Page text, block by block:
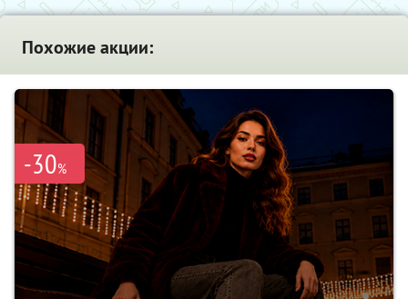
Похожие акции:
-30%